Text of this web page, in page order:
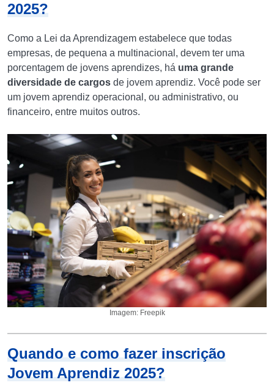
2025?
Como a Lei da Aprendizagem estabelece que todas
empresas, de pequena a multinacional, devem ter uma
porcentagem de jovens aprendizes, há uma grande
diversidade de cargos de jovem aprendiz. Você pode ser
um jovem aprendiz operacional, ou administrativo, ou
financeiro, entre muitos outros.
Imagem: Freepik
Quando e como fazer inscrição
Jovem Aprendiz 2025?